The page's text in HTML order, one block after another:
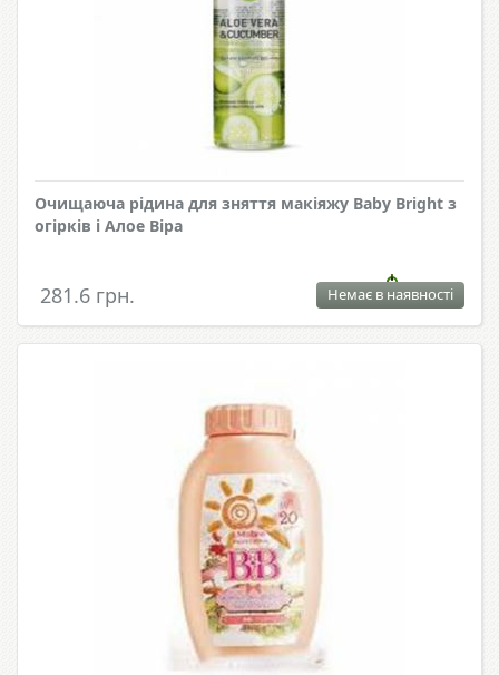
Очищаюча рідина для зняття макіяжу Baby Bright з
огірків і Алое Віра
281.6 грн. Немає в наявності